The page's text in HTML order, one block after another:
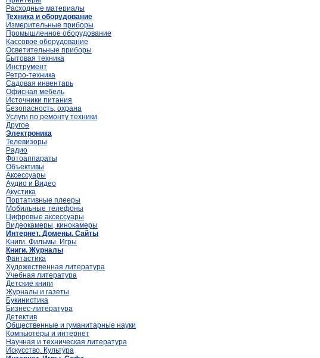
Расходные материалы
Техника и оборудование
Измерительные приборы
Промышленное оборудование
Кассовое оборудование
Осветительные приборы
Бытовая техника
Инструмент
Ретро-техника
Садовая инвентарь
Офисная мебель
Источники питания
Безопасность, охрана
Услуги по ремонту техники
Другое
Электроника
Телевизоры
Радио
Фотоаппараты
Объективы
Аксессуары
Аудио и Видео
Акустика
Портативные плееры
Мобильные телефоны
Цифровые аксессуары
Видеокамеры, кинокамеры
Интернет. Домены. Сайты
Книги. Фильмы. Игры
Книги. Журналы
Фантастика
Художественная литература
Учебная литература
Детские книги
Журналы и газеты
Букинистика
Бизнес-литература
Детектив
Общественные и гуманитарные науки
Компьютеры и интернет
Научная и техническая литература
Искусство. Культура